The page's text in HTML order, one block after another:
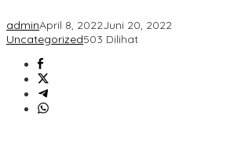
adminApril 8, 2022Juni 20, 2022
Uncategorized503 Dilihat